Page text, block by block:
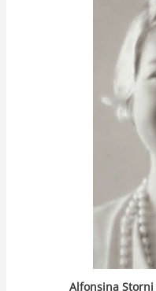
Alfonsina Storni